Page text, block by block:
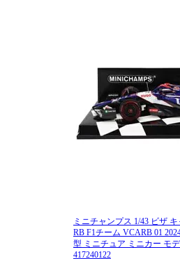
ミニチャンプス 1/43 ビザ
RB F1チーム VCARB 01
型 ミニチュア ミニカー モ
417240122